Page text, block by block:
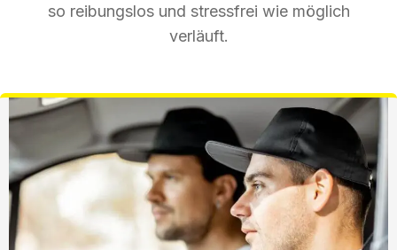
so reibungslos und stressfrei wie möglich
verläuft.